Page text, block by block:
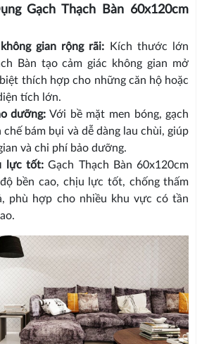
Gạch Thạch Bàn 60x120cm
gian rộng rãi: Kích thước lớn
Bàn tạo cảm giác không gian mở
thích hợp cho những căn hộ hoặc
tích lớn.
dưỡng: Với bề mặt men bóng, gạch
chế bám bụi và dễ dàng lau chùi, giúp
và chi phí bảo dưỡng.
lực tốt: Gạch Thạch Bàn 60x120cm
bền cao, chịu lực tốt, chống thấm
phù hợp cho nhiều khu vực có tần